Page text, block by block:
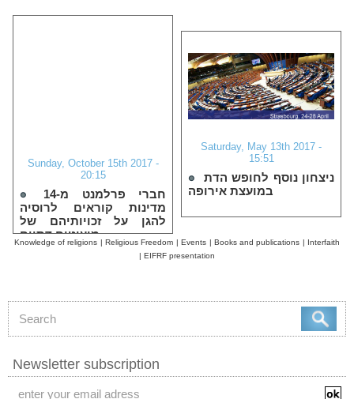
Sunday, October 15th 2017 -
20:15
מדינות קוראים לרוסיה
להגן על זכויותיהם של
מיעוטים דתיים
Saturday, May 13th 2017 -
15:51
במועצת אירופה
Knowledge of religions | Religious Freedom | Events | Books and publications | Interfaith
| EIFRF presentation
Newsletter subscription